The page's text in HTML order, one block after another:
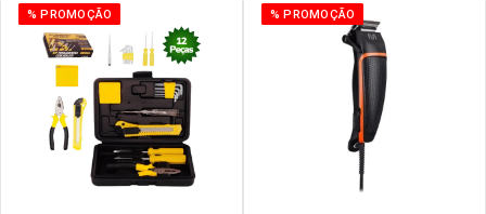
% PROMOÇÃO % PROMOÇÃO